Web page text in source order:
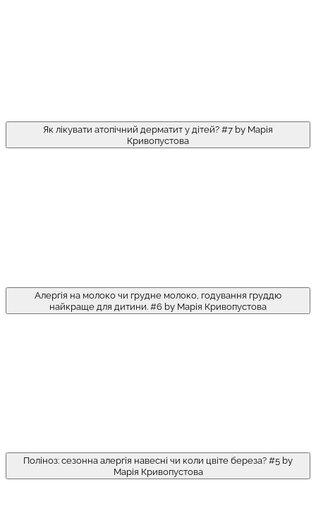
Як лікувати атопічний дерматит у дітей? #7 by Марія
Кривопустова
Алергія на молоко чи грудне молоко, годування груддю
найкраще для дитини. #6 by Марія Кривопустова
Поліноз: сезонна алергія навесні чи коли цвіте береза? #5 by
Марія Кривопустова